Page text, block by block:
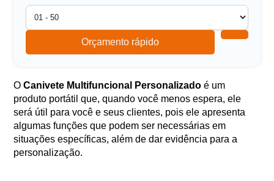
Orçamento rápido
OCanivete Multifuncional Personalizado é um
produto portátil que, quando você menos espera, ele
será útil para você e seus clientes, pois ele apresenta
algumas funções que podem ser necessárias em
situações específicas, além de dar evidência para a
personalização.